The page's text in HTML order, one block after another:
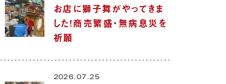
お店に獅子舞がやってきま
した！商売繁盛・無病息災を
祈願
2026.07.25